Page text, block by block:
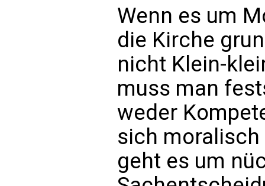
Wenn es um
die Kirche
nicht Klein-
muss man
weder
sich
geht es um